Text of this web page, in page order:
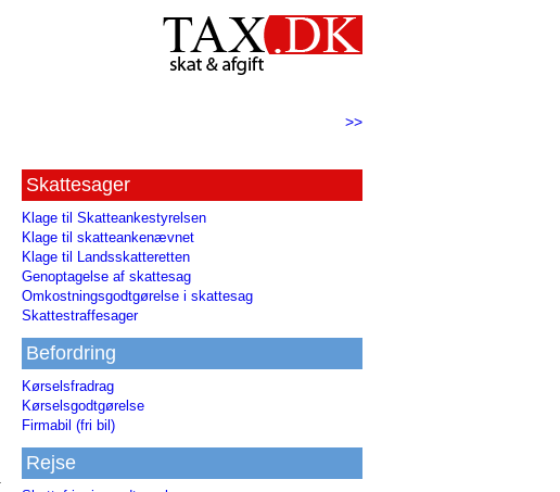
>>
Skattesager
Klage til Skatteankestyrelsen
Klage til skatteankenævnet
Klage til Landsskatteretten
Genoptagelse af skattesag
Omkostningsgodtgørelse i skattesag
Skattestraffesager
Befordring
Kørselsfradrag
Kørselsgodtgørelse
Firmabil (fri bil)
Rejse